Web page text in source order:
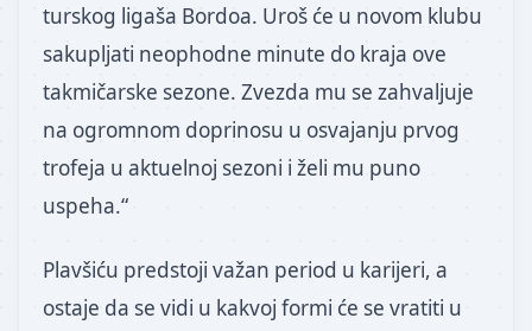
turskog ligaša Bordoa. Uroš će u novom klubu
sakupljati neophodne minute do kraja ove
takmičarske sezone. Zvezda mu se zahvaljuje
na ogromnom doprinosu u osvajanju prvog
trofeja u aktuelnoj sezoni i želi mu puno
uspeha.“
Plavšiću predstoji važan period u karijeri, a
ostaje da se vidi u kakvoj formi će se vratiti u